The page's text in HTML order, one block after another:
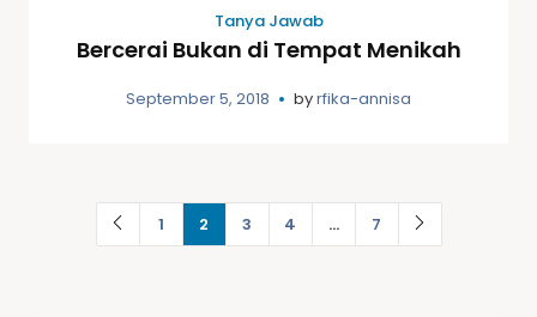
Tanya Jawab
Bercerai Bukan di Tempat Menikah
September 5, 2018 byrfika-annisa
1 2 3 4 … 7